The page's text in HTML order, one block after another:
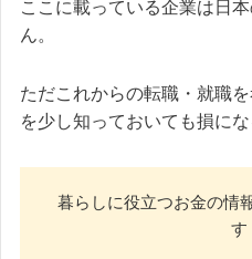
ここに載っている企業は日
ん。
ただこれからの転職・就職
を少し知っておいても損に
暮らしに役立つお金の情
す